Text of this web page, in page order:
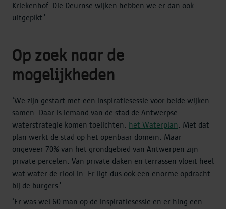
Kriekenhof. Die Deurnse wijken hebben we er dan ook
uitgepikt.’
Op zoek naar de
mogelijkheden
‘We zijn gestart met een inspiratiesessie voor beide wijken
samen. Daar is iemand van de stad de Antwerpse
waterstrategie komen toelichten: het Waterplan . Met dat
plan werkt de stad op het openbaar domein. Maar
ongeveer 70% van het grondgebied van Antwerpen zijn
private percelen. Van private daken en terrassen vloeit heel
wat water de riool in. Er ligt dus ook een enorme opdracht
bij de burgers.’
‘Er was wel 60 man op de inspiratiesessie en er hing een